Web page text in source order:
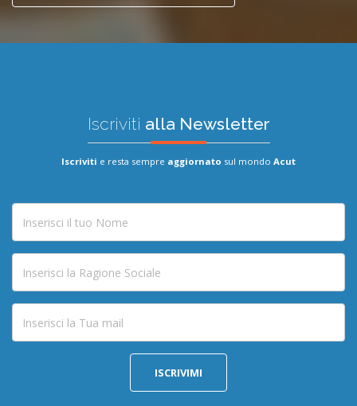
Iscriviti alla Newsletter
Iscriviti e resta sempre aggiornato sul mondo Acut
ISCRIVIMI